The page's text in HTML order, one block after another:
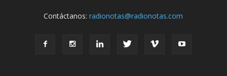
Contáctanos:radionotas@radionotas.com